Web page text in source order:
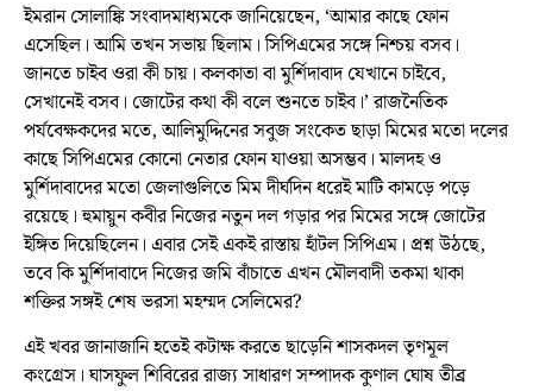
ইমরান সোলাঙ্কি সংবাদমাধ্যমকে জানিয়েছেন, ‘আমার কাছে ফোন
এসেছিল। আমি তখন সভায় ছিলাম। সিপিএমের সঙ্গে নিশ্চয় বসব।
জানতে চাইব ওরা কী চায়। কলকাতা বা মুর্শিদাবাদ যেখানে চাইবে,
সেখানেই বসব। জোটের কথা কী বলে শুনতে চাইব।’ রাজনৈতিক
পর্যবেক্ষকদের মতে, আলিমুদ্দিনের সবুজ সংকেত ছাড়া মিমের মতো দলের
কাছে সিপিএমের কোনো নেতার ফোন যাওয়া অসম্ভব। মালদহ ও
মুর্শিদাবাদের মতো জেলাগুলিতে মিম দীর্ঘদিন ধরেই মাটি কামড়ে পড়ে
রয়েছে। হুমায়ুন কবীর নিজের নতুন দল গড়ার পর মিমের সঙ্গে জোটের
ইঙ্গিত দিয়েছিলেন। এবার সেই একই রাস্তায় হাঁটল সিপিএম। প্রশ্ন উঠছে,
তবে কি মুর্শিদাবাদে নিজের জমি বাঁচাতে এখন মৌলবাদী তকমা থাকা
শক্তির সঙ্গই শেষ ভরসা মহম্মদ সেলিমের?
এই খবর জানাজানি হতেই কটাক্ষ করতে ছাড়েনি শাসকদল তৃণমূল
কংগ্রেস। ঘাসফুল শিবিরের রাজ্য সাধারণ সম্পাদক কুণাল ঘোষ তীব্র